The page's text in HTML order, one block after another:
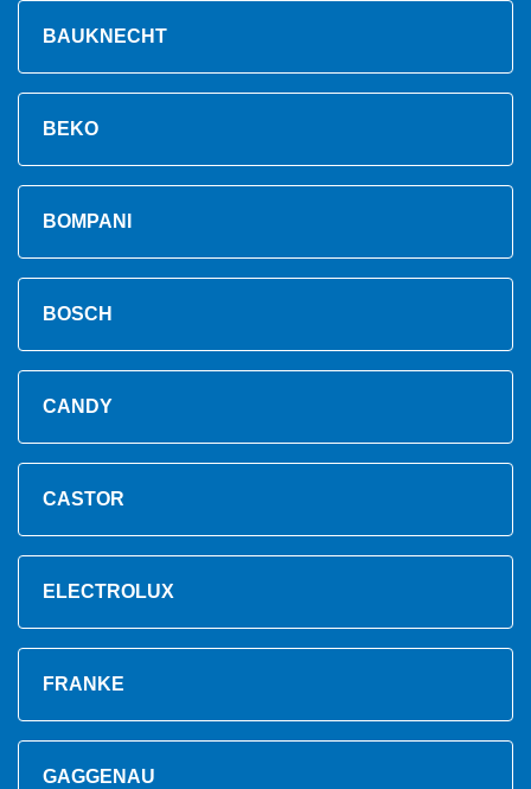
BAUKNECHT
BEKO
BOMPANI
BOSCH
CANDY
CASTOR
ELECTROLUX
FRANKE
GAGGENAU